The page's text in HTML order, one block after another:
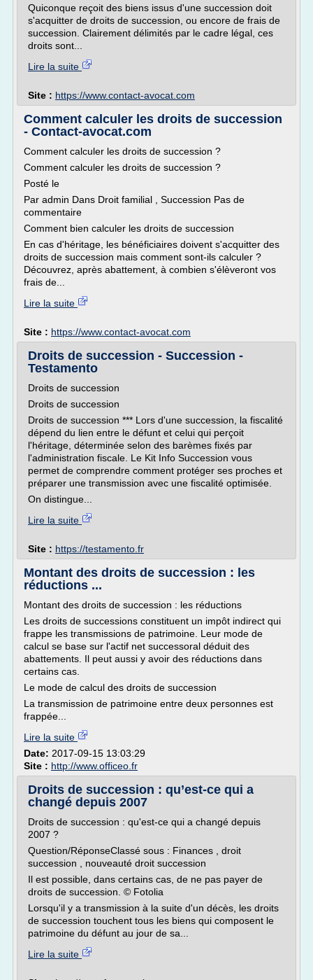
Quiconque reçoit des biens issus d'une succession doit
s'acquitter de droits de succession, ou encore de frais de
succession. Clairement délimités par le cadre légal, ces
droits sont...
Lire la suite
Site : https://www.contact-avocat.com
Comment calculer les droits de succession
- Contact-avocat.com
Comment calculer les droits de succession ?
Comment calculer les droits de succession ?
Posté le
Par admin Dans Droit familial , Succession Pas de
commentaire
Comment bien calculer les droits de succession
En cas d'héritage, les bénéficiaires doivent s'acquitter des
droits de succession mais comment sont-ils calculer ?
Découvrez, après abattement, à combien s'élèveront vos
frais de...
Lire la suite
Site : https://www.contact-avocat.com
Droits de succession - Succession -
Testamento
Droits de succession
Droits de succession
Droits de succession *** Lors d'une succession, la fiscalité
dépend du lien entre le défunt et celui qui perçoit
l'héritage, déterminée selon des barèmes fixés par
l'administration fiscale. Le Kit Info Succession vous
permet de comprendre comment protéger ses proches et
préparer une transmission avec une fiscalité optimisée.
On distingue...
Lire la suite
Site : https://testamento.fr
Montant des droits de succession : les
réductions ...
Montant des droits de succession : les réductions
Les droits de successions constituent un impôt indirect qui
frappe les transmissions de patrimoine. Leur mode de
calcul se base sur l'actif net successoral déduit des
abattements. Il peut aussi y avoir des réductions dans
certains cas.
Le mode de calcul des droits de succession
La transmission de patrimoine entre deux personnes est
frappée...
Lire la suite
Date: 2017-09-15 13:03:29
Site : http://www.officeo.fr
Droits de succession : qu’est-ce qui a
changé depuis 2007
Droits de succession : qu'est-ce qui a changé depuis
2007 ?
Question/RéponseClassé sous : Finances , droit
succession , nouveauté droit succession
Il est possible, dans certains cas, de ne pas payer de
droits de succession. © Fotolia
Lorsqu'il y a transmission à la suite d'un décès, les droits
de succession touchent tous les biens qui composent le
patrimoine du défunt au jour de sa...
Lire la suite